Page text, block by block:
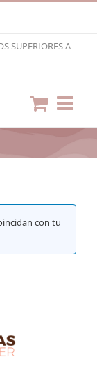
SUPERIORES A
con tu